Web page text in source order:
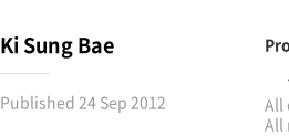
Ki Sung Bae
Published 24 Sep 2012
All
All